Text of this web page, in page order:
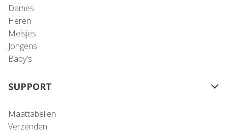
Dames
Heren
Meisjes
Jongens
Baby's
SUPPORT
Maattabellen
Verzenden